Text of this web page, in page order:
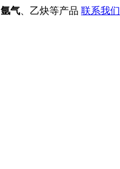
氩气 、乙炔等产品 联系我们